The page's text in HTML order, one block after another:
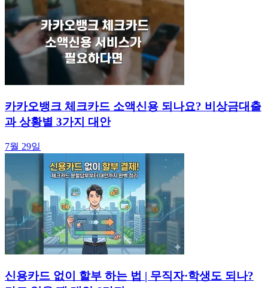
카카오뱅크 체크카드 소액신용 되나요? 비상금대출
과 상황별 3가지 대안
7월 29일
신용카드 없이 할부 하는 법 | 무직자·학생도 되나?